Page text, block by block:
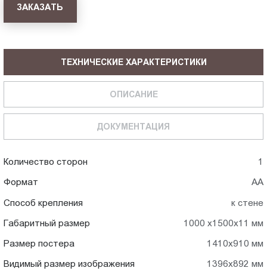
ЗАКАЗАТЬ
ТЕХНИЧЕСКИЕ ХАРАКТЕРИСТИКИ
ОПИСАНИЕ
ДОКУМЕНТАЦИЯ
Количество сторон 1
Формат АА
Способ крепления к стене
Габаритный размер 1000 х1500х11 мм
Размер постера 1410x910 мм
Видимый размер изображения 1396x892 мм